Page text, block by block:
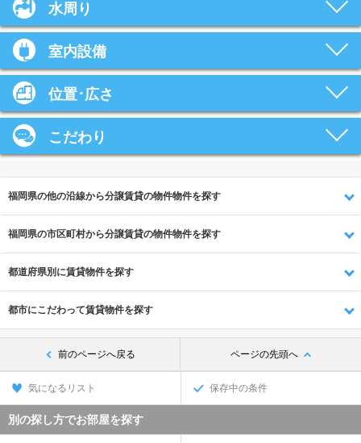
水周り
室内設備
位置･広さ
こだわり
福岡県の他の沿線から分譲賃貸の物件物件を探す
福岡県の市区町村から分譲賃貸の物件物件を探す
都道府県別に賃貸物件を探す
都市にこだわって賃貸物件を探す
前のページへ戻る ページの先頭へ
気になるリスト 保存中の条件
別の探し方でお部屋を探す